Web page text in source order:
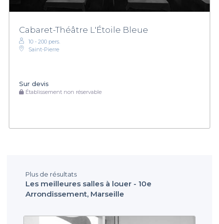
Cabaret-Théâtre L'Étoile Bleue
10 - 200 pers.
Saint-Pierre
Sur devis
Établissement non réservable
Plus de résultats
Les meilleures salles à louer - 10e
Arrondissement, Marseille